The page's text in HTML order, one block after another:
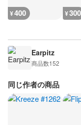
¥400 ¥300
Earpitz
商品数152
同じ作者の商品